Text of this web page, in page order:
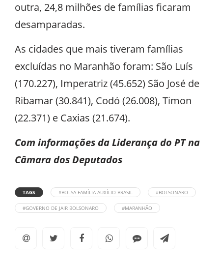
outra, 24,8 milhões de famílias ficaram
desamparadas.
As cidades que mais tiveram famílias
excluídas no Maranhão foram: São Luís
(170.227), Imperatriz (45.652) São José de
Ribamar (30.841), Codó (26.008), Timon
(22.371) e Caxias (21.674).
Com informações da Liderança do PT na
Câmara dos Deputados
TAGS #BOLSA FAMÍLIA AUXÍLIO BRASIL #BOLSONARO
#GOVERNO DE JAIR BOLSONARO #MARANHÃO